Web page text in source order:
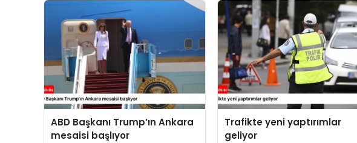
ABD Başkanı Trump’ın Ankara
mesaisi başlıyor
Trafikte yeni yaptırımlar
geliyor